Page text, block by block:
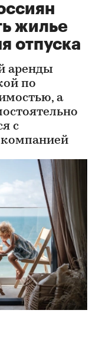
жилье
отпуска
аренды
по
а
с